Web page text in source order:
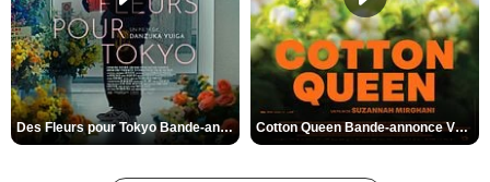
Des Fleurs pour Tokyo Bande-annonce VO STFR Cotton Queen Bande-annonce VO STFR